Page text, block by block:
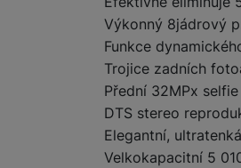
Výkonný 8jádrový
Funkce
Trojice zadních
Přední 32MPx
DTS stereo
Elegantní,
Velkokapacitní 5